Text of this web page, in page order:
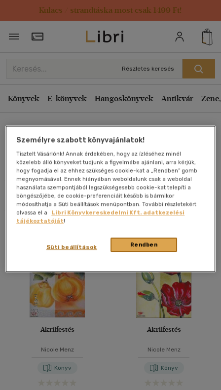
Kulacs / strandtáska most csak 1499 Ft!
Törzsvásárlói Kártya adatai
Részletes keresés
Könyvek E-könyvek Hangoskönyvek Antikvár
Művei
Szűrés Rendezés
Rendezés
Kiadás éve szerint csökkenő
Ár szerint csökkenő
Eladott darabszám szerint csökkenő
Eladott darabszám szerint növekvő
Cím szerint A-Z
Szerző szerint A-Z
Megjelenítés
20 db / oldal
Alkalmaz
Akrilfestés
Nicole Menz
Könyv
Akrilfestés
Nicole Menz
Könyv
Személyre szabott könyvajánlatok!
Tisztelt Vásárlónk! Annak érdekében, hogy az ízléséhez minél
közelebb álló könyveket tudjunk a figyelmébe ajánlani, arra kérjük,
hogy fogadja el az ehhez szükséges cookie-kat a „Rendben” gomb
megnyomásával. Ennek hiányában weboldalunk csak a weboldal
használata szempontjából legszükségesebb cookie-kat telepíti a
böngészőjébe, de cookie-preferenciáit később is bármikor
módosíthatja a Süti beállítások menüpontban. További részletekért
olvassa el a
Libri Könyvkereskedelmi Kft. adatkezelési
tájékoztatóját!
Rendben
Süti beállítások